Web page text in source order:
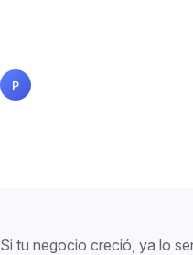
P
Si tu negocio creció, ya lo